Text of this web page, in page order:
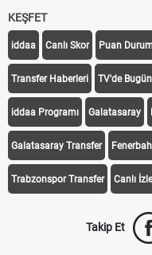
KEŞFET
iddaa Canlı Skor Puan
Transfer Haberleri TV'de Bugün
iddaa Programı Galatasaray
Galatasaray Transfer
Trabzonspor Transfer Canlı İzle
Takip Et